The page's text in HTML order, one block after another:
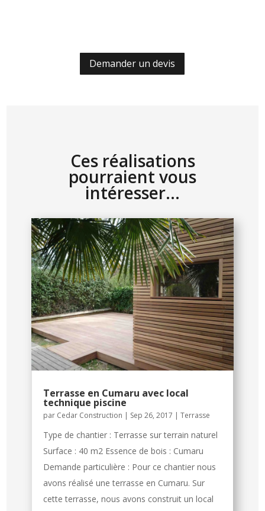
Demander un devis
Ces réalisations
pourraient vous
intéresser…
Terrasse en Cumaru avec local
technique piscine
par Cedar Construction | Sep 26, 2017 | Terrasse
Type de chantier : Terrasse sur terrain naturel
Surface : 40 m2 Essence de bois : Cumaru
Demande particulière : Pour ce chantier nous
avons réalisé une terrasse en Cumaru. Sur
cette terrasse, nous avons construit un local